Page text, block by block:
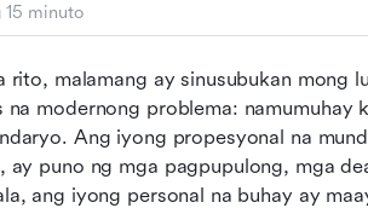
15 minuto
rito, malamang ay sinusubukan mong
na modernong problema: namumuhay
Ang iyong propesyonal na
puno ng mga pagpupulong, mga
ang iyong personal na buhay ay